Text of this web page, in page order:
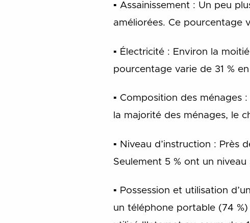
▪ Assainissement : Un peu
améliorées. Ce pourcentage
▪ Électricité : Environ la
pourcentage varie de 31 %
▪ Composition des ménages
la majorité des ménages, le
▪ Niveau d’instruction : Près
Seulement 5 % ont un
▪ Possession et utilisation
un téléphone portable (74